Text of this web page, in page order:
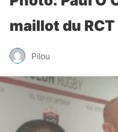
maillot du RCT
Pilou